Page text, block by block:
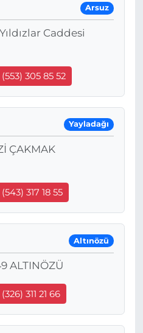
Arsuz
Caddesi
305 85 52
Yayladağı
ÇAKMAK
317 18 55
Altınözü
ALTINÖZÜ
311 21 66